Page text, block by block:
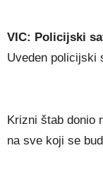
VIC: Policijski
Uveden policijski
Krizni štab donio
na sve koji se